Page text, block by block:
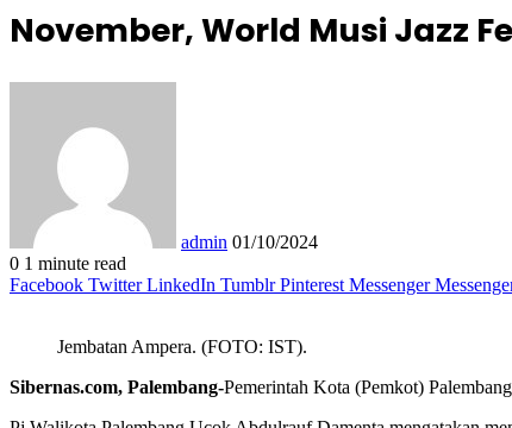
November, World Musi Jazz
admin 01/10/2024
0 1 minute read
Facebook Twitter LinkedIn Tumblr Pinterest Messenger
Jembatan Ampera. (FOTO: IST).
Sibernas.com, Palembang-Pemerintah Kota (Pemkot)